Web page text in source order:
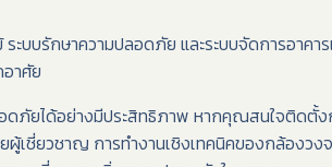
ะบบรักษาความปลอดภัย และระบบจัดการอา
าศัย
ภัยได้อย่างมีประสิทธิภาพ หากคุณสนใจติดตั้
ยวชาญ การทำงานเชิงเทคนิคของกล้องวง